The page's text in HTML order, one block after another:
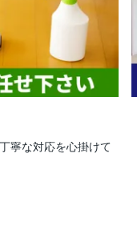
丁寧な対応を心掛けて